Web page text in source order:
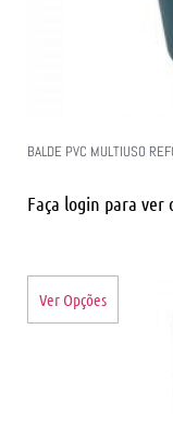
BALDE PVC MULTIUSO
Faça login para ver
Ver Opções